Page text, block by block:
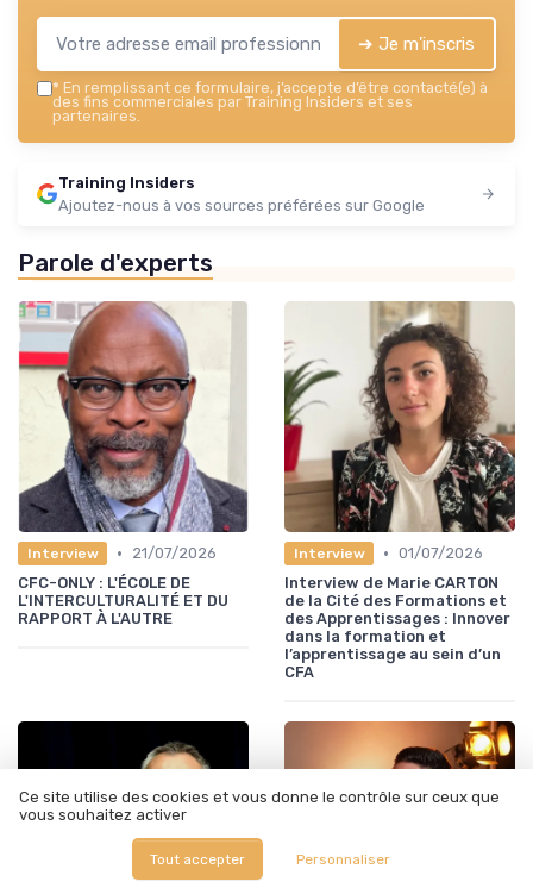
➔ Je m'inscris
* En remplissant ce formulaire, j’accepte d’être contacté(e) à
des fins commerciales par Training Insiders et ses
partenaires.
Training Insiders
Ajoutez-nous à vos sources préférées sur Google
Parole d'experts
Interview •
21/07/2026
CFC-ONLY : L'ÉCOLE DE
L'INTERCULTURALITÉ ET DU
RAPPORT À L'AUTRE
Interview • 01/07/2026
Interview de Marie CARTON
de la Cité des Formations et
des Apprentissages : Innover
dans la formation et
l’apprentissage au sein d’un
CFA
Ce site utilise des cookies et vous donne le contrôle sur ceux que
vous souhaitez activer
Tout accepter Personnaliser